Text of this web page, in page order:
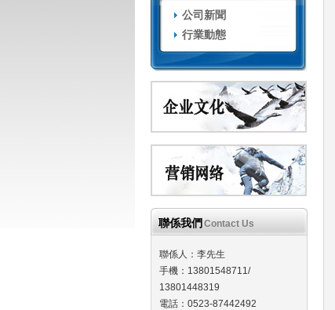
公司新聞
行業動態
聯係我們 Contact Us
聯係人：李先生
手機：13801548711/
13801448319
電話：0523-87442492